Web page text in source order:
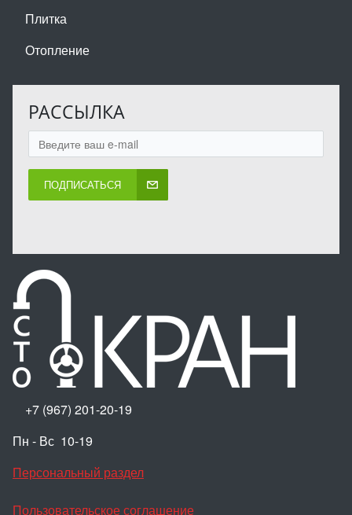
Плитка
Отопление
РАССЫЛКА
ПОДПИСАТЬСЯ
+7 (967) 201-20-19
Пн - Вс 10-19
Персональный раздел
Пользовательское соглашение